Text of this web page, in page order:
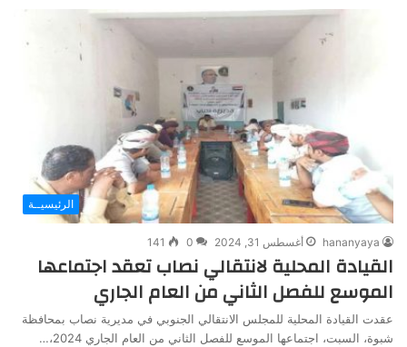
الرئيسيــة
hananyaya أغسطس 31, 2024 0
141
القيادة المحلية لانتقالي نصاب تعقد اجتماعها
الموسع للفصل الثاني من العام الجاري
عقدت القيادة المحلية للمجلس الانتقالي الجنوبي في مديرية نصاب بمحافظة
شبوة، السبت، اجتماعها الموسع للفصل الثاني من العام الجاري 2024،…